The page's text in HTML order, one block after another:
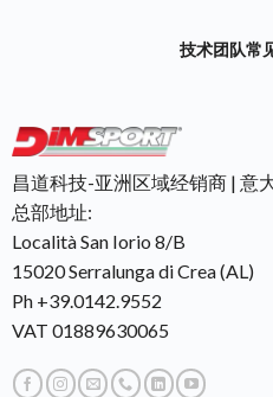
技术团队常
昌道科技-亚洲区域经销商 | 意
总部地址:
Località San Iorio 8/B
15020 Serralunga di Crea (AL)
Ph +39.0142.9552
VAT 01889630065